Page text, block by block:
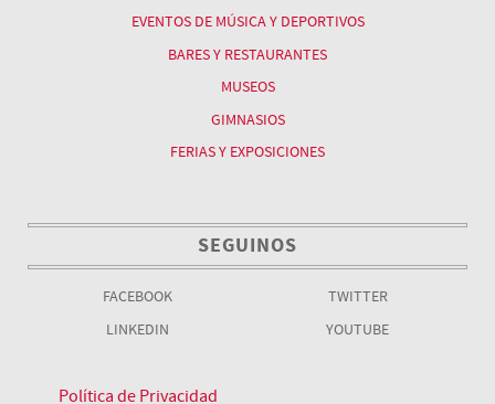
EVENTOS DE MÚSICA Y DEPORTIVOS
BARES Y RESTAURANTES
MUSEOS
GIMNASIOS
FERIAS Y EXPOSICIONES
SEGUINOS
FACEBOOK
TWITTER
LINKEDIN
YOUTUBE
Política de Privacidad